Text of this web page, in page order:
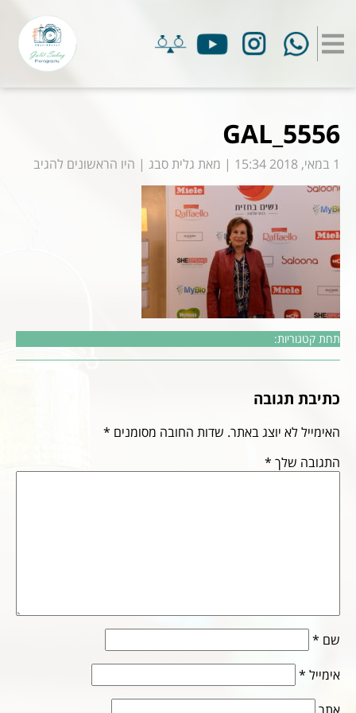
GAL_5556
1 במאי, 2018 15:34 | מאת גלית סבג | היו הראשונים להגיב
תחת קטגוריות:
כתיבת תגובה
האימייל לא יוצג באתר. שדות החובה מסומנים *
התגובה שלך *
שם *
אימייל *